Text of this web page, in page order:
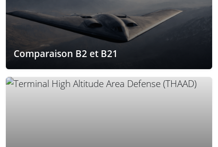
Comparaison B2 et B21